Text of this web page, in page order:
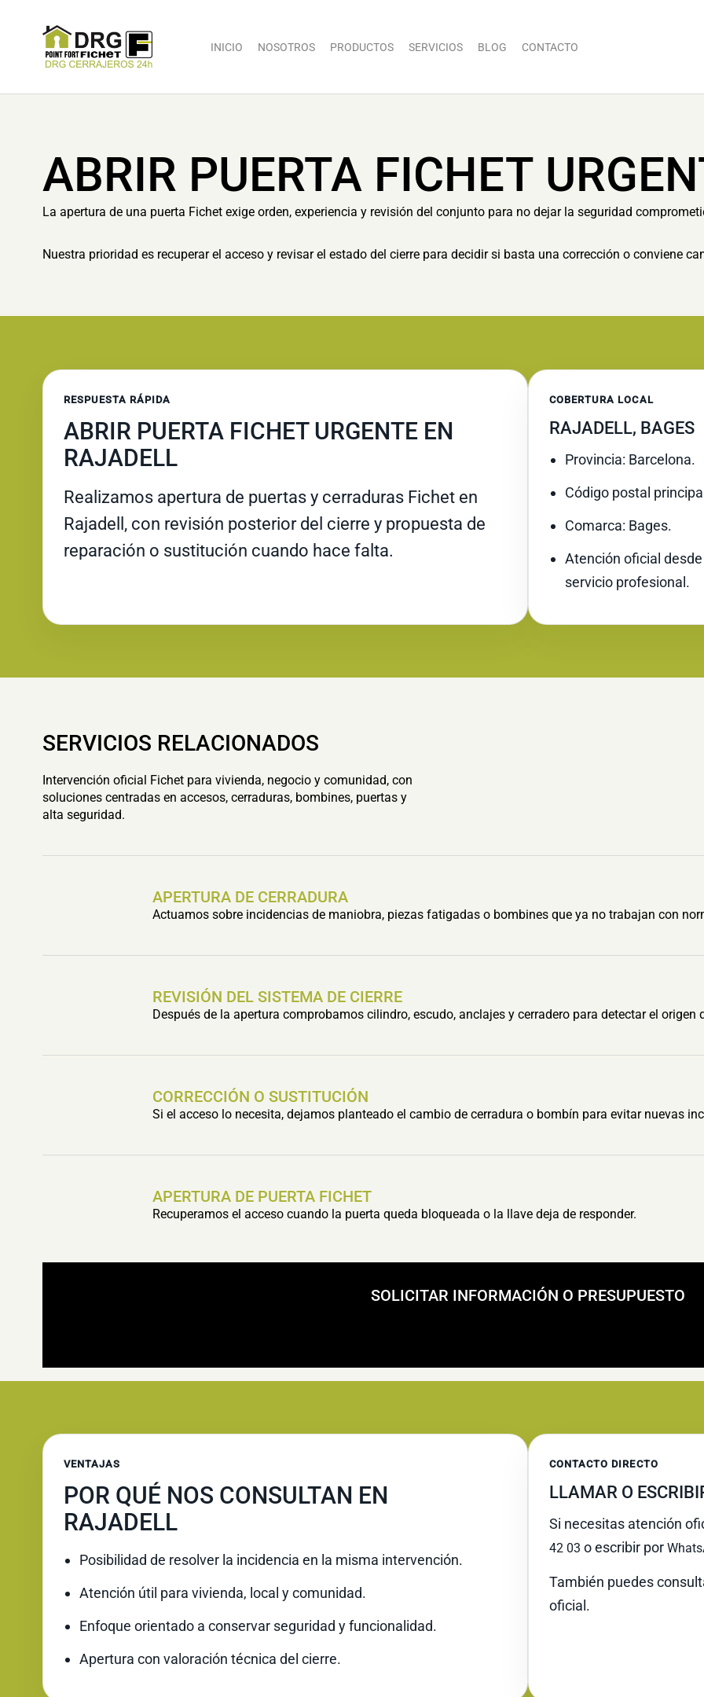
INICIO NOSOTROS PRODUCTOS SERVICIOS BLOG CONTACTO
ABRIR PUERTA FICHET
La apertura de una puerta Fichet exige orden, experiencia y revisión del conjunto para no dejar la seguridad
Nuestra prioridad es recuperar el acceso y revisar el estado del cierre para decidir si basta una corrección o conviene
RESPUESTA RÁPIDA
ABRIR PUERTA FICHET URGENTE EN
RAJADELL
Realizamos apertura de puertas y cerraduras Fichet en
Rajadell, con revisión posterior del cierre y propuesta de
reparación o sustitución cuando hace falta.
COBERTURA LOCAL
RAJADELL, BAGES
Provincia: Barcelona.
Código postal
Comarca: Bages.
Atención oficial
servicio profesional.
SERVICIOS RELACIONADOS
Intervención oficial Fichet para vivienda, negocio y comunidad, con
soluciones centradas en accesos, cerraduras, bombines, puertas y
alta seguridad.
APERTURA DE CERRADURA
Actuamos sobre incidencias de maniobra, piezas fatigadas o bombines que ya no trabajan con
REVISIÓN DEL SISTEMA DE CIERRE
Después de la apertura comprobamos cilindro, escudo, anclajes y cerradero para detectar el origen
CORRECCIÓN O SUSTITUCIÓN
Si el acceso lo necesita, dejamos planteado el cambio de cerradura o bombín para evitar nuevas
APERTURA DE PUERTA FICHET
Recuperamos el acceso cuando la puerta queda bloqueada o la llave deja de responder.
SOLICITAR INFORMACIÓN O PRESUPUESTO
VENTAJAS
POR QUÉ NOS CONSULTAN EN
RAJADELL
Posibilidad de resolver la incidencia en la misma intervención.
Atención útil para vivienda, local y comunidad.
Enfoque orientado a conservar seguridad y funcionalidad.
Apertura con valoración técnica del cierre.
CONTACTO DIRECTO
LLAMAR O
Si necesitas atención
42 03 o escribir por
También puedes
oficial.